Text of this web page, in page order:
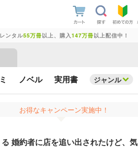
レンタル55万冊以上、購入 147万冊以上配信中！
ノベル 実用書 ジャンル
お得なキャンペーン実施中！
婚約者に店を追い出されたけど、